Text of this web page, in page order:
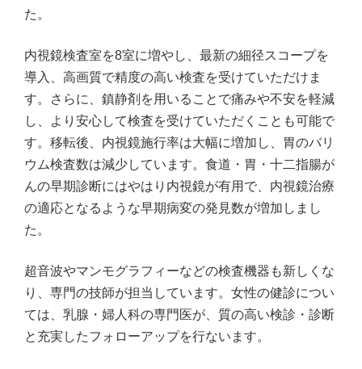
た。
内視鏡検査室を8室に増やし、最新の細径スコープを
導入、高画質で精度の高い検査を受けていただけま
す。さらに、鎮静剤を用いることで痛みや不安を軽減
し、より安心して検査を受けていただくことも可能で
す。移転後、内視鏡施行率は大幅に増加し、胃のバリ
ウム検査数は減少しています。食道・胃・十二指腸が
んの早期診断にはやはり内視鏡が有用で、内視鏡治療
の適応となるような早期病変の発見数が増加しまし
た。
超音波やマンモグラフィーなどの検査機器も新しくな
り、専門の技師が担当しています。女性の健診につい
ては、乳腺・婦人科の専門医が、質の高い検診・診断
と充実したフォローアップを行ないます。